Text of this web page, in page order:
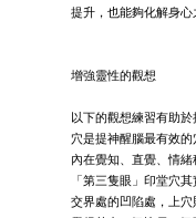
提升，也能夠化解身心
增強靈性的觀想
以下的觀想練習有助
穴是提神醒腦最有效
內在覺知、直覺、情緒
「第三隻眼」印堂穴
交界處的凹陷處，上